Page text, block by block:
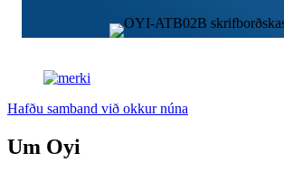
Hafðu samband við okkur núna
Um Oyi